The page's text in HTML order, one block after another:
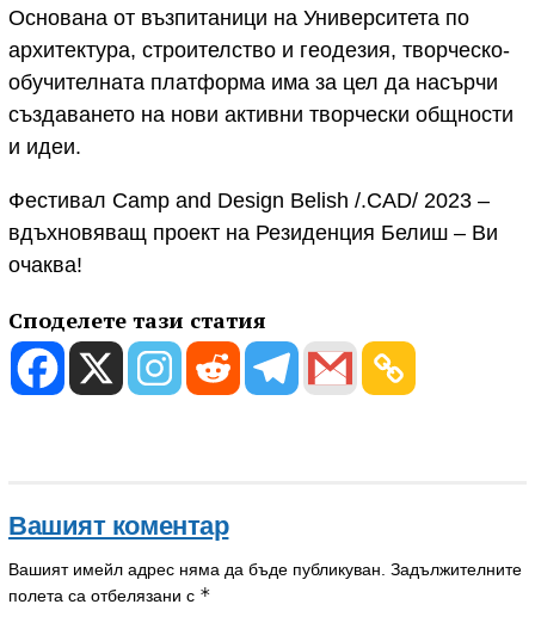
Основана от възпитаници на Университета по
архитектура, строителство и геодезия, творческо-
обучителната платформа има за цел да насърчи
създаването на нови активни творчески общности
и идеи.
Фестивал Camp and Design Belish /.CAD/ 2023 –
вдъхновяващ проект на Резиденция Белиш – Ви
очаква!
Споделете тази статия
Вашият коментар
Вашият имейл адрес няма да бъде публикуван. Задължителните
полета са отбелязани с *